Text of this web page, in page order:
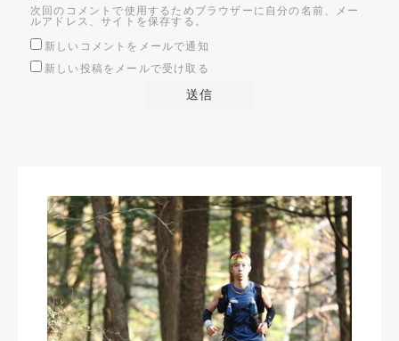
次回のコメントで使用するためブラウザーに自分の名前、メー
ルアドレス、サイトを保存する。
新しいコメントをメールで通知
新しい投稿をメールで受け取る